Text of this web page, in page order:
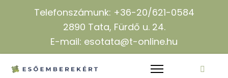
Telefonszámunk: +36-20/621-0584
2890 Tata, Fürdő u. 24.
E-mail: esotata@t-online.hu